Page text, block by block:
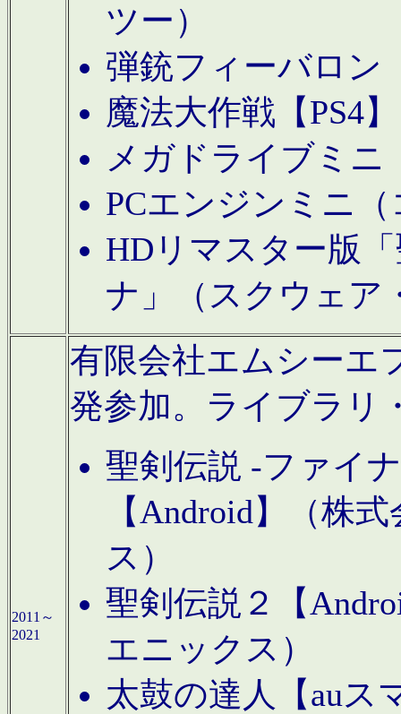
ツー）
弾銃フィーバロン
魔法大作戦【PS4
メガドライブミニ
PCエンジンミニ
HDリマスター版
ナ」（スクウェア
2011～
2021
有限会社エムシーエ
発参加。ライブラリ
聖剣伝説 -ファイ
【Android】（株
ス）
聖剣伝説２【
エニックス）
太鼓の達人【auス